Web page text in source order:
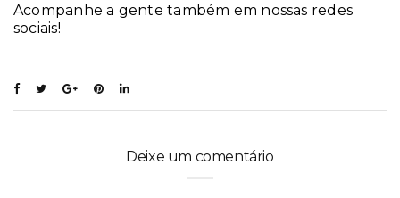
Acompanhe a gente também em nossas redes
sociais!
Deixe um comentário